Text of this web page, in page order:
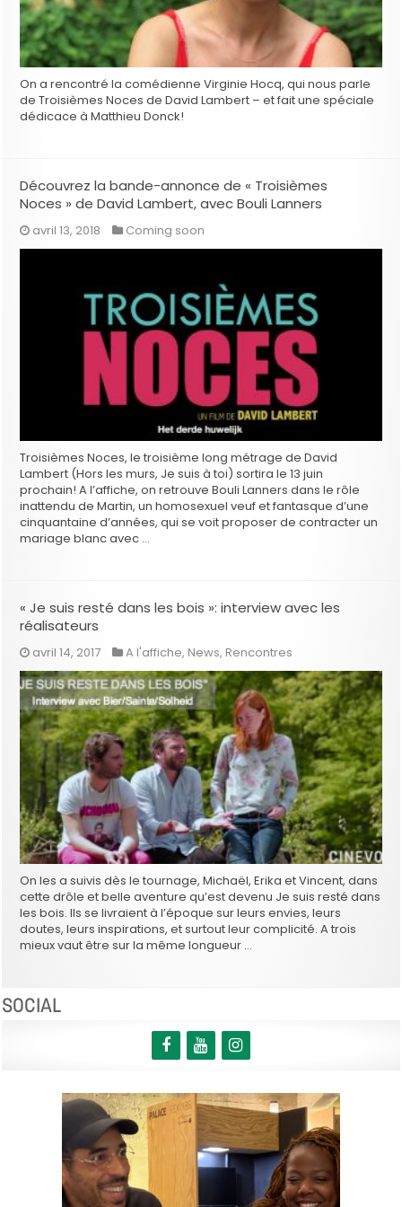
On a rencontré la comédienne Virginie Hocq, qui nous parle
de Troisièmes Noces de David Lambert – et fait une spéciale
dédicace à Matthieu Donck!
Découvrez la bande-annonce de « Troisièmes
Noces » de David Lambert, avec Bouli Lanners
avril 13, 2018 Coming soon
Troisièmes Noces, le troisième long métrage de David
Lambert (Hors les murs, Je suis à toi) sortira le 13 juin
prochain! A l’affiche, on retrouve Bouli Lanners dans le rôle
inattendu de Martin, un homosexuel veuf et fantasque d’une
cinquantaine d’années, qui se voit proposer de contracter un
mariage blanc avec …
« Je suis resté dans les bois »: interview avec les
réalisateurs
avril 14, 2017 A l'affiche, News, Rencontres
On les a suivis dès le tournage, Michaël, Erika et Vincent, dans
cette drôle et belle aventure qu’est devenu Je suis resté dans
les bois. Ils se livraient à l’époque sur leurs envies, leurs
doutes, leurs inspirations, et surtout leur complicité. A trois
mieux vaut être sur la même longueur …
SOCIAL